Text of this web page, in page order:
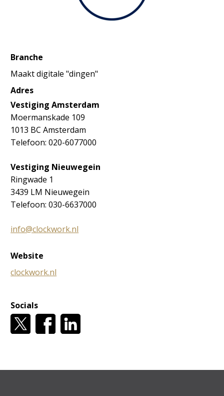
Branche
Maakt digitale "dingen"
Adres
Vestiging Amsterdam
Moermanskade 109
1013 BC Amsterdam
Telefoon: 020-6077000
Vestiging Nieuwegein
Ringwade 1
3439 LM Nieuwegein
Telefoon: 030-6637000
info@clockwork.nl
Website
clockwork.nl
Socials